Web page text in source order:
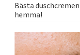
Bästa
hemma!